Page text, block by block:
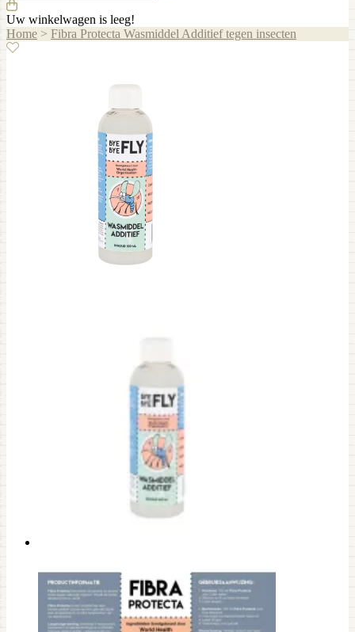
Uw winkelwagen is leeg!
Home > Fibra Protecta Wasmiddel Additief tegen insecten